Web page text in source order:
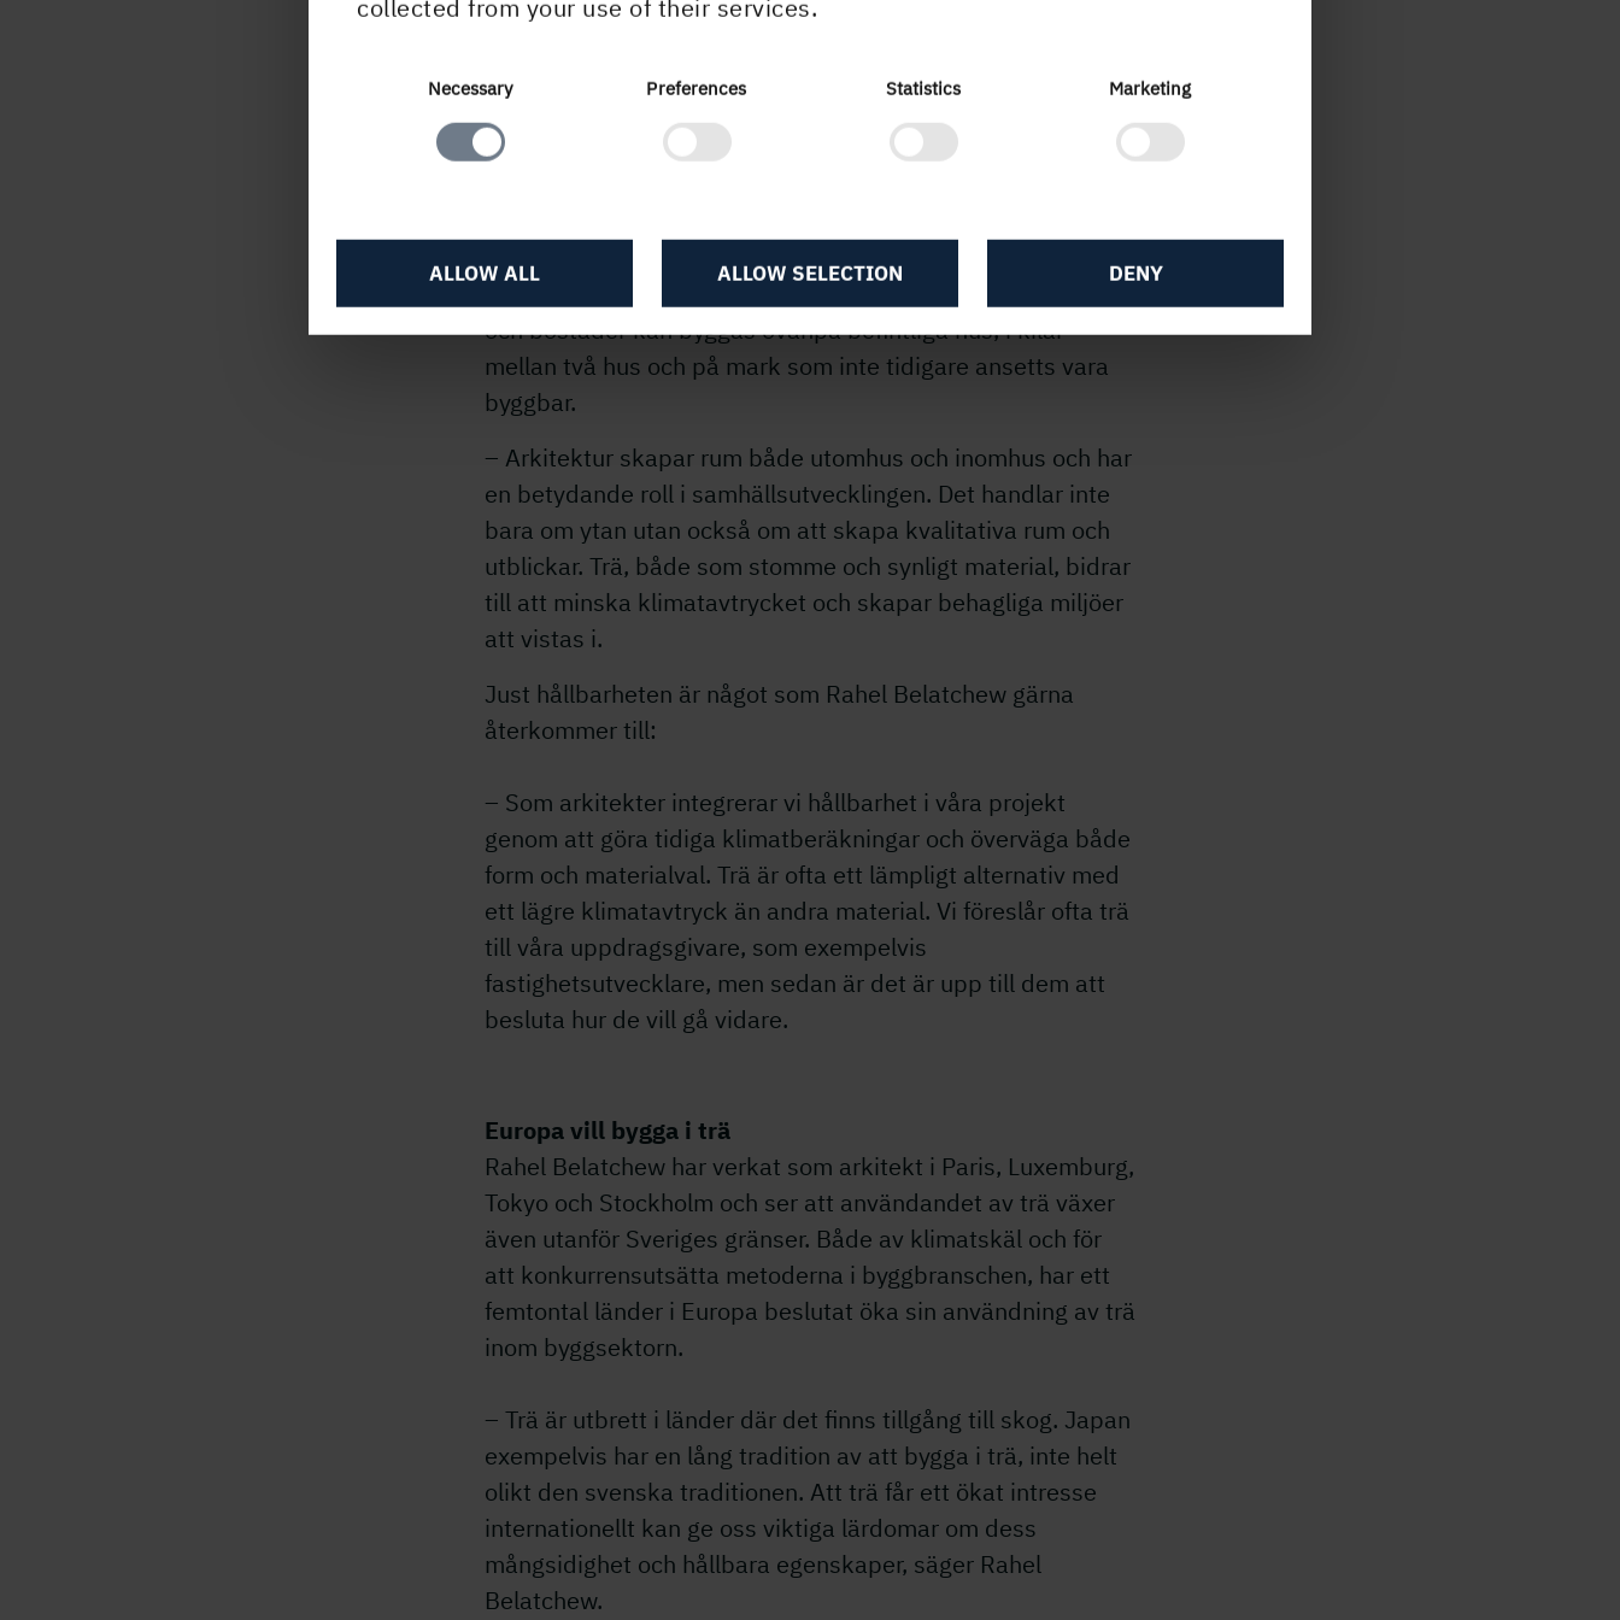
collected from your use of their services.
Necessary Preferences Statistics Marketing
DENY
ALLOW SELECTION
ALLOW ALL
Kan bygga i trä på befintliga byggnader
större städer. Trä väger lite jämfört med traditionella
och bostäder kan byggas ovanpå befintliga hus, i kilar
mellan två hus och på mark som inte tidigare ansetts vara
byggbar.
– Arkitektur skapar rum både utomhus och inomhus och har
en betydande roll i samhällsutvecklingen. Det handlar inte
bara om ytan utan också om att skapa kvalitativa rum och
utblickar. Trä, både som stomme och synligt material, bidrar
till att minska klimatavtrycket och skapar behagliga miljöer
att vistas i.
Just hållbarheten är något som Rahel Belatchew gärna
återkommer till:
– Som arkitekter integrerar vi hållbarhet i våra projekt
genom att göra tidiga klimatberäkningar och överväga både
form och materialval. Trä är ofta ett lämpligt alternativ med
ett lägre klimatavtryck än andra material. Vi föreslår ofta trä
till våra uppdragsgivare, som exempelvis
fastighetsutvecklare, men sedan är det är upp till dem att
besluta hur de vill gå vidare.
Europa vill bygga i trä
Rahel Belatchew har verkat som arkitekt i Paris, Luxemburg,
Tokyo och Stockholm och ser att användandet av trä växer
även utanför Sveriges gränser. Både av klimatskäl och för
att konkurrensutsätta metoderna i byggbranschen, har ett
femtontal länder i Europa beslutat öka sin användning av trä
inom byggsektorn.
– Trä är utbrett i länder där det finns tillgång till skog. Japan
exempelvis har en lång tradition av att bygga i trä, inte helt
olikt den svenska traditionen. Att trä får ett ökat intresse
internationellt kan ge oss viktiga lärdomar om dess
mångsidighet och hållbara egenskaper, säger Rahel
Belatchew.